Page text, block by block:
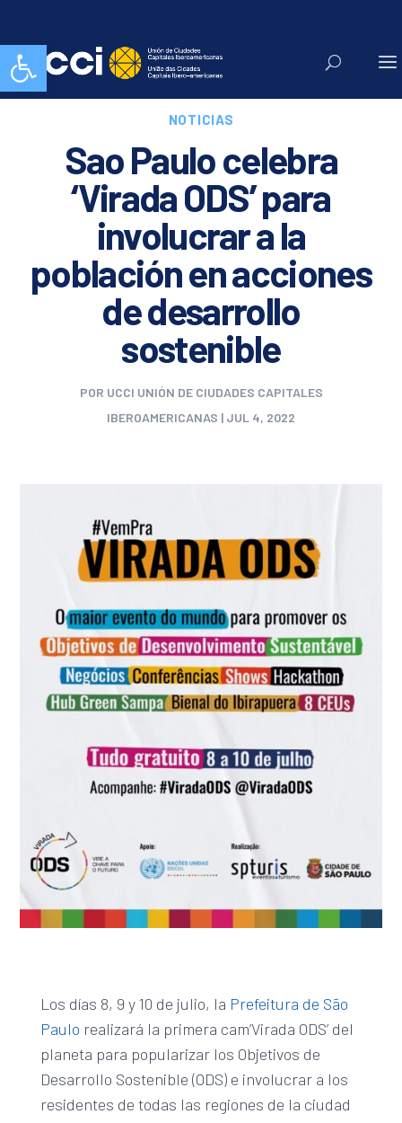
Abrir barra de herramientas
NOTICIAS
Sao Paulo celebra
‘Virada ODS’ para
involucrar a la
población en acciones
de desarrollo
sostenible
POR UCCI UNIÓN DE CIUDADES CAPITALES
IBEROAMERICANAS | JUL 4, 2022
Los días 8, 9 y 10 de julio, la Prefeitura de São
Paulo realizará la primera cam’Virada ODS’ del
planeta para popularizar los Objetivos de
Desarrollo Sostenible (ODS) e involucrar a los
residentes de todas las regiones de la ciudad